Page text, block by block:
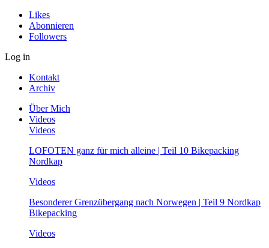
Likes
Abonnieren
Followers
Log in
Kontakt
Archiv
Über Mich
Videos
Videos
LOFOTEN ganz für mich alleine | Teil 10 Bikepacking
Nordkap
Videos
Besonderer Grenzübergang nach Norwegen | Teil 9 Nordkap
Bikepacking
Videos